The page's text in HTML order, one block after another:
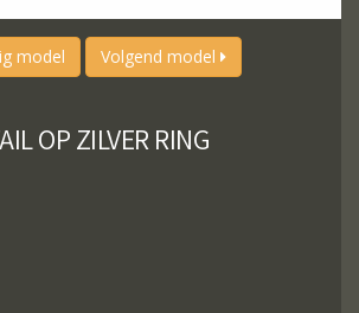
model Volgend model
OP ZILVER RING